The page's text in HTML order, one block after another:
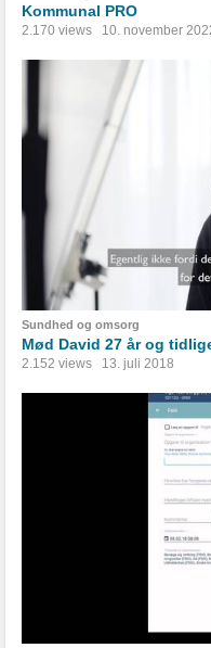
Kommunal PRO
2.170 views 10. november
Sundhed og omsorg
Mød David 27 år og
2.152 views 13. juli 2018